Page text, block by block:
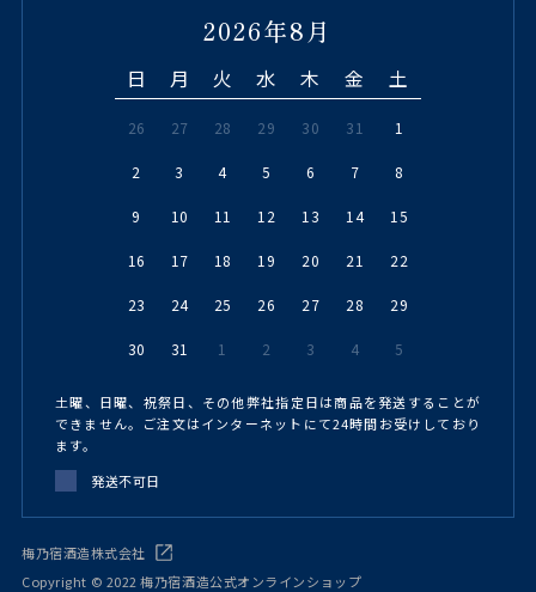
2026年8月
日 月 火 水 木 金 土
26 27 28 29 30 31 1
2 3 4 5 6 7 8
9 10 11 12 13 14 15
16 17 18 19 20 21 22
23 24 25 26 27 28 29
30 31 1 2 3 4 5
土曜、日曜、祝祭日、その他弊社指定日は商品を発送することが
できません。ご注文はインターネットにて24時間お受けしており
ます。
発送不可日
梅乃宿酒造株式会社
Copyright © 2022 梅乃宿酒造公式オンラインショップ